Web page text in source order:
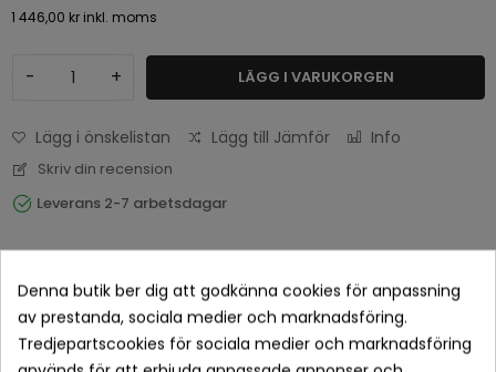
1 446,00 kr inkl. moms
- + LÄGG I VARUKORGEN
Lägg i önskelistan Lägg till Jämför Info
Skriv din recension
Leverans 2-7 arbetsdagar
Denna butik ber dig att godkänna cookies för anpassning
av prestanda, sociala medier och marknadsföring.
Tredjepartscookies för sociala medier och marknadsföring